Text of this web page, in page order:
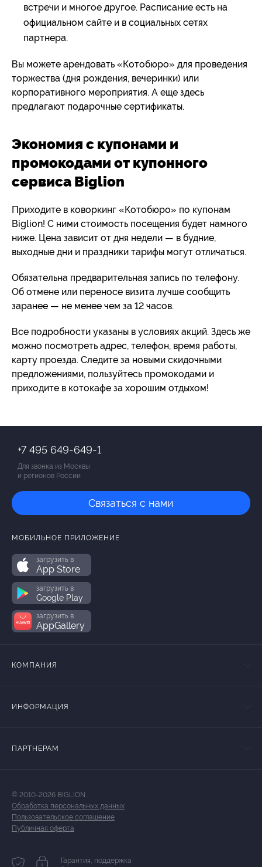
встречи и многое другое. Расписание есть на
официальном сайте и в социальных сетях
партнера.
Вы можете арендовать «Котобюро» для проведения
торжества (дня рождения, вечеринки) или
корпоративного мероприятия. А еще здесь
предлагают подарочные сертификаты.
Экономия с купонами и
промокодами от купонного
сервиса Biglion
Приходите в коворкинг «Котобюро» по купонам
Biglion! С ними стоимость посещения будет намного
ниже. Цена зависит от дня недели — в будние,
выходные дни и праздники тарифы могут отличаться.
Обязательна предварительная запись по телефону.
Об отмене или переносе визита лучше сообщить
заранее — не менее чем за 12 часов.
Все подробности указаны в условиях акций. Здесь же
можно посмотреть адрес, телефон, время работы,
карту проезда. Следите за новыми скидочными
предложениями, пользуйтесь промокодами и
приходите в котокафе за хорошим отдыхом!
+7 495 649-649-1
Для звонка из Москвы
и регионов России
Связаться с нами
МОБИЛЬНОЕ ПРИЛОЖЕНИЕ
загрузить в
App Store
загрузить в
Google Play
загрузить в
AppGallery
КОМПАНИЯ
ИНФОРМАЦИЯ
ПАРТНЕРАМ
© 2010-2026 BIGLION
Обработка персональных данных
Пользовательское соглашение
Публичная оферта
Гарантия, поддержка